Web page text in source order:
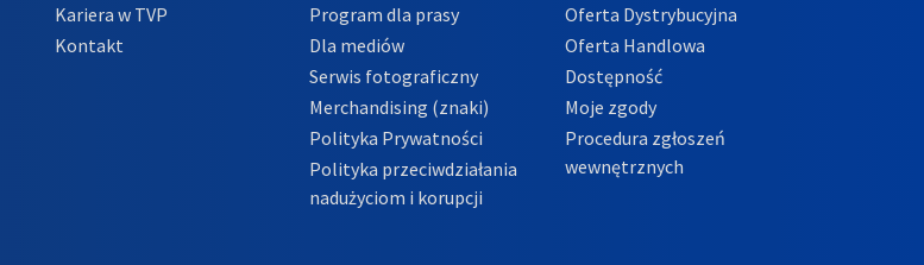
Kariera w TVP
Kontakt
Program dla prasy
Dla mediów
Serwis fotograficzny
Merchandising (znaki)
Polityka Prywatności
Polityka przeciwdziałania
nadużyciom i korupcji
Oferta Dystrybucyjna
Oferta Handlowa
Dostępność
Moje zgody
Procedura zgłoszeń
wewnętrznych